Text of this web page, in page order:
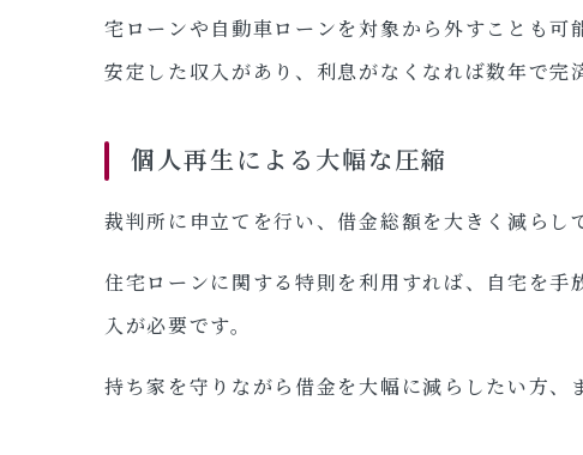
宅ローンや自動車ローンを対象から外すことも可
安定した収入があり、利息がなくなれば数年で完
個人再生による大幅な圧縮
裁判所に申立てを行い、借金総額を大きく減らし
住宅ローンに関する特則を利用すれば、自宅を
入が必要です。
持ち家を守りながら借金を大幅に減らしたい方、